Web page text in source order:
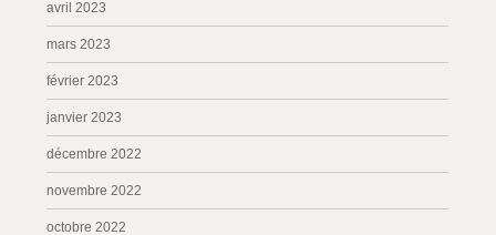
avril 2023
mars 2023
février 2023
janvier 2023
décembre 2022
novembre 2022
octobre 2022